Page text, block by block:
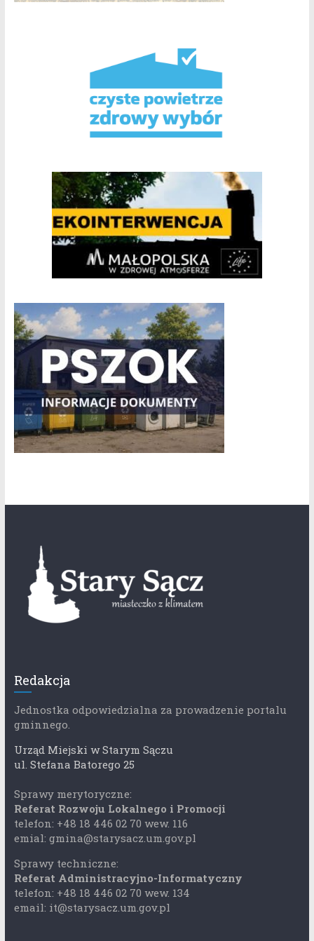
Redakcja
Jednostka odpowiedzialna za prowadzenie portalu
gminnego.
Urząd Miejski w Starym Sączu
ul. Stefana Batorego 25
Sprawy merytoryczne:
Referat Rozwoju Lokalnego i Promocji
telefon: +48 18 446 02 70 wew. 116
emial: gmina@starysacz.um.gov.pl
Sprawy techniczne:
Referat Administracyjno-Informatyczny
telefon: +48 18 446 02 70 wew. 134
email: it@starysacz.um.gov.pl